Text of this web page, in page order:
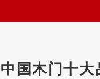
中国木门十大